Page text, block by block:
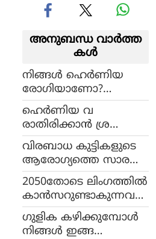
അനുബന്ധ വാര്‍ത്ത
കള്‍
നിങ്ങള്‍ ഹെര്‍ണിയ
രോഗിയാണോ?
ചികിത്സ ശസ്ത്രക്രിയ
തന്നെ
ഹെര്‍ണിയ വ
രാതിരിക്കാന്‍ ശ്ര
ദ്ധിക്കേണ്ട കാര്യങ്ങള്‍
വിരബാധ കുട്ടികളുടെ
ആരോഗ്യത്തെ സാര
മായി ബാധിക്കും; ഇ
ക്കാര്യങ്ങള്‍ ശ്രദ്ധിക്ക
ണം
2050തോടെ ലിംഗത്തില്‍
കാന്‍സറുണ്ടാകുന്നവ
രുടെ എണ്ണം 77 ശത
മാനം വര്‍ധിക്കും!
ഗുളിക കഴിക്കുമ്പോള്‍
നിങ്ങള്‍ ഇങ്ങ